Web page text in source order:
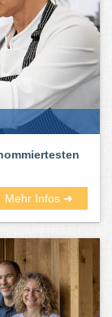
Mehr Infos ➜